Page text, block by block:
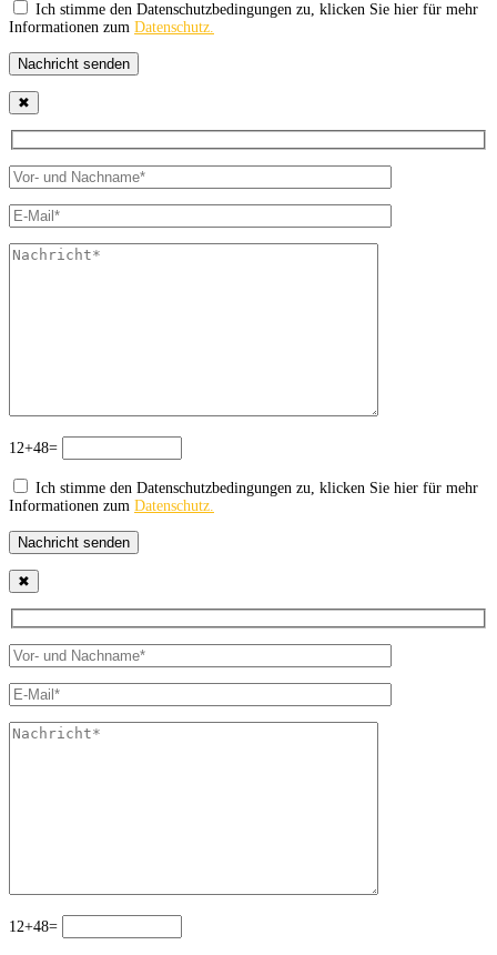
Ich stimme den Datenschutzbedingungen zu, klicken Sie hier für mehr
Informationen zum Datenschutz.
Nachricht senden
✖
12+48=
Ich stimme den Datenschutzbedingungen zu, klicken Sie hier für mehr
Informationen zum Datenschutz.
Nachricht senden
✖
12+48=